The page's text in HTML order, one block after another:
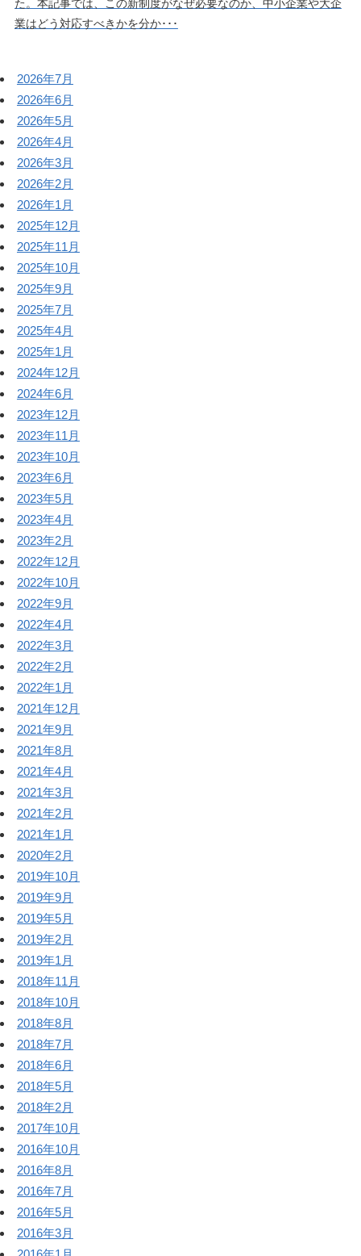
た。本記事では、この新制度がなぜ必要なのか、中小企業や大企
業はどう対応すべきかを分か･･･
2026年7月
2026年6月
2026年5月
2026年4月
2026年3月
2026年2月
2026年1月
2025年12月
2025年11月
2025年10月
2025年9月
2025年7月
2025年4月
2025年1月
2024年12月
2024年6月
2023年12月
2023年11月
2023年10月
2023年6月
2023年5月
2023年4月
2023年2月
2022年12月
2022年10月
2022年9月
2022年4月
2022年3月
2022年2月
2022年1月
2021年12月
2021年9月
2021年8月
2021年4月
2021年3月
2021年2月
2021年1月
2020年2月
2019年10月
2019年9月
2019年5月
2019年2月
2019年1月
2018年11月
2018年10月
2018年8月
2018年7月
2018年6月
2018年5月
2018年2月
2017年10月
2016年10月
2016年8月
2016年7月
2016年5月
2016年3月